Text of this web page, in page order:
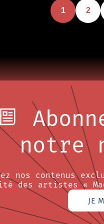
1 2
notre
nos contenus
des artistes «
JE